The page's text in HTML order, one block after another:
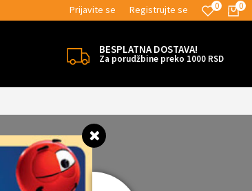
MOGUĆNOST ISPORUKE ZA 24H! 0
0
Prijavite se Registrujte se
BESPLATNA DOSTAVA!
Za porudžbine preko 1000 RSD